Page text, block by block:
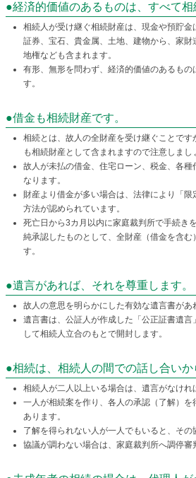
●経済的価値のあるものは、すべて相
相続人が受け継ぐ相続財産は、現金や預貯
証券、宝石、貴金属、土地、建物から、家
地権なども含まれます。
有形、無形を問わず、経済的価値のあるもの
す。
●借金も相続財産です。
相続とは、故人の全財産を受け継ぐことで
も相続財産として含まれますので注意しまし
故人が未払の借金、住宅ローン、税金、各種
なります。
財産より借金が多い場合は、法律により「
方法が認められています。
死亡日から3カ月以内に家庭裁判所で手続き
純承認したものとして、全財産（借金を含む
す。
●遺言があれば、それを尊重します。
故人の意思を明らかにした有効な遺言書があ
遺言書は、公証人が作成した「公正証書遺
して相続人立合のもとで開封します。
●相続は、相続人の間での話し合いか
相続人が二人以上いる場合は、遺言がなけれ
一人が相続案を作り、各人の承認（了解）を
あります。
了解を得られない人が一人でもいると、その
協議が調わない場合は、家庭裁判所へ調停審